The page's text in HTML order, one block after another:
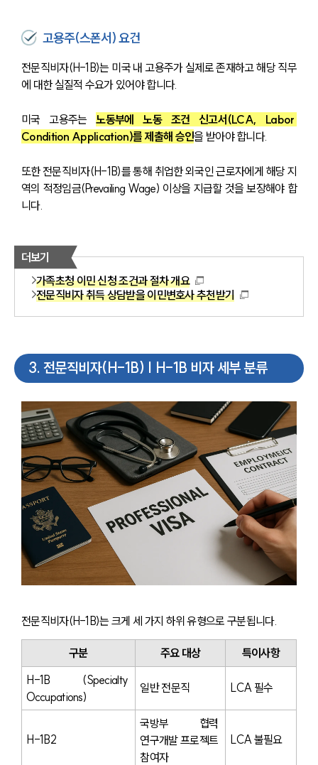
고용주(스폰서) 요건
전문직비자(H-1B)는 미국 내 고용주가 실제로 존재하고 해당 직무
에 대한 실질적 수요가 있어야 합니다.
미국 고용주는 노동부에 노동 조건 신고서(LCA, Labor
Condition Application)를 제출해 승인을 받아야 합니다.
또한 전문직비자(H-1B)를 통해 취업한 외국인 근로자에게 해당 지
역의 적정임금(Prevailing Wage) 이상을 지급할 것을 보장해야 합
니다.
더보기
가족초청 이민 신청 조건과 절차 개요
전문직비자 취득 상담받을 이민변호사 추천받기
3. 전문직비자(H-1B) | H-1B 비자 세부 분류
전문직비자(H-1B)는 크게 세 가지 하위 유형으로 구분됩니다.
구분 주요 대상
특이사항
H-1B (Specialty
Occupations)
일반 전문직 LCA 필수
H-1B2
국방부 협력
연구개발 프로젝트
참여자
LCA 불필요